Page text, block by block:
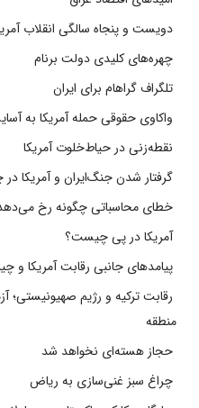
دویست و پنجاه سالگی انقلاب
چهره‌های کلیدی دولت برنام
تلگراف گراهام برای ایران
واکاوی حقوقی حمله آمریکا به
نقطه‌زنی در حیاط‌خلوت آمریکا
گرفتار شدن جنگ‌ایران و
خطای محاسباتی چگونه رخ
آمریکا در پی چیست؟
پیامدهای جانبی رقابت آمریکا و
رقابت ترکیه و رژیم صهیونیستی؛
منطقه
حجاز هسته‌ای نخواهد شد
چراغ سبز غنی‌سازی به ریاض